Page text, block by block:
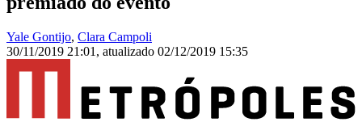
Yale Gontijo, Clara Campoli
30/11/2019 21:01 , atualizado 02/12/2019 15:35